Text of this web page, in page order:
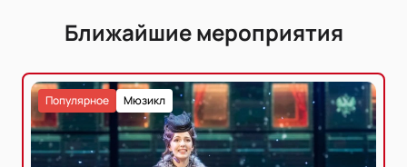
Ближайшие мероприятия
Мюзикл
Популярное